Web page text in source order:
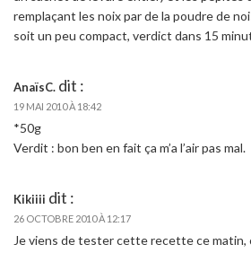
remplaçant les noix par de la poudre de
soit un peu compact, verdict dans 15
AnaïsC. dit :
19 MAI 2010 À 18:42
*50g
Verdit : bon ben en fait ça m’a l’air pas mal.
Kikiiii dit :
26 OCTOBRE 2010 À 12:17
Je viens de tester cette recette ce matin,